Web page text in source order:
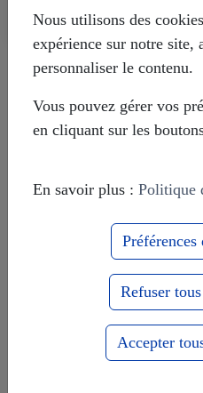
Livre
Donbass
pour le
Nous utilisons des
expérience sur notre site,
personnaliser le contenu.
Vous pouvez gérer vos
en cliquant sur les
En savoir plus : Politique
Préférences
Refuser
Accepter